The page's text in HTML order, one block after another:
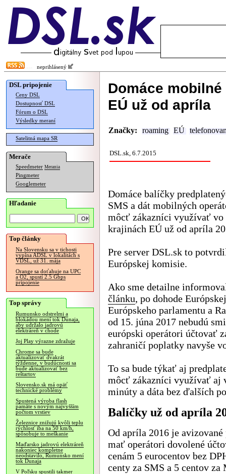
neprihlásený
DSL pripojenie
Ceny DSL
Dostupnosť DSL
Fórum o DSL
Výsledky meraní
Satelitná mapa SR
Merače
Speedmeter Merania
Pingmeter
Googlemeter
Hľadanie
Top články
Na Slovensku sa v tichosti
vypína ADSL v lokalitách s
VDSL, už 31. mája
Orange sa doťahuje na UPC
a O2, spustí 2.5 Gbps
pripojenie
Top správy
Rumunsko odstrelmi a
blokádou mení tok Dunaja,
aby udržalo jadrovú
elektráreň v chode
Joj Play výrazne zdražuje
Chrome sa bude
aktualizovať dvakrát
týždenne, v budúcnosti sa
bude aktualizovať bez
reštartov
Slovensko.sk má opäť
technické problémy
Spustená výroba flash
pamäte s novým najvyšším
počtom vrstiev
Železnice znižujú kvôli teplu
rýchlosť iba na 50 km/h,
spôsobuje to meškanie
Maďarsko jadrovú elektráreň
nakoniec kompletne
neodstavilo, Rumunsko mení
tok Dunaja
V Poľsku spustili takmer
Domáce
EÚ už od apríla
Značky: roaming EÚ
DSL.sk, 6.7.2015
Domáce balíčky
SMS a dát mobilných
môcť zákazníci využívať vo
krajinách EÚ už od apríla
Pre server DSL.sk to
Európskej komisie.
Ako sme detailne
článku, po dohode
Európskeho parlamentu a
od 15. júna 2017 nebudú
európski operátori účtovať
zahraničí poplatky navyše
To sa bude týkať aj
môcť zákazníci využívať aj
minúty a dáta bez ďalších
Balíčky už od apríla
Od apríla 2016 je
mať operátori dovolené
cenám 5 eurocentov bez
centy za SMS a 5 centov